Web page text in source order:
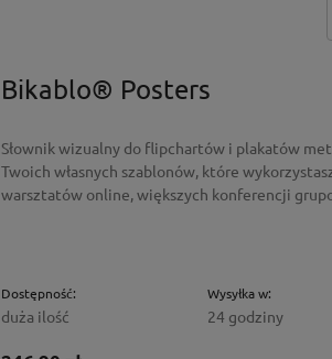
Bikablo® Posters
Słownik wizualny do flipchartów i plakatów
Twoich własnych szablonów, które
warsztatów online, większych konferencji
Dostępność:
duża ilość
Wysyłka w:
24 godziny